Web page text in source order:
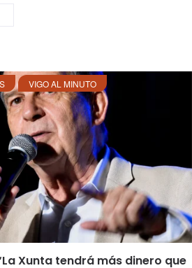
VIGO AL MINUTO
Xunta tendrá más dinero que